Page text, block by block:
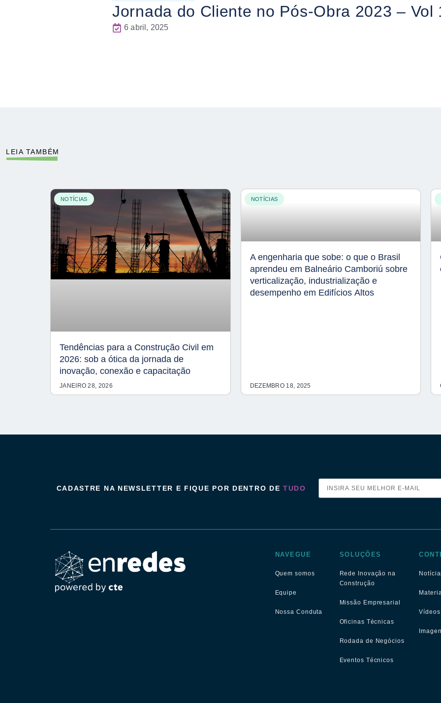
Jornada do Cliente no Pós-Obra 2023 – Vol
6 abril, 2025
LEIA TAMBÉM
NOTÍCIAS
Tendências para a Construção Civil em
2026: sob a ótica da jornada de
inovação, conexão e capacitação
JANEIRO 28, 2026
NOTÍCIAS
A engenharia que sobe: o que o Brasil
aprendeu em Balneário Camboriú sobre
verticalização, industrialização e
desempenho em Edifícios Altos
DEZEMBRO 18, 2025
CADASTRE NA NEWSLETTER E FIQUE POR DENTRO DETUDO
NAVEGUE
Quem somos
Equipe
Nossa Conduta
SOLUÇÕES
Rede Inovação na
Construção
Missão Empresarial
Oficinas Técnicas
Rodada de Negócios
Eventos Técnicos
Vídeos